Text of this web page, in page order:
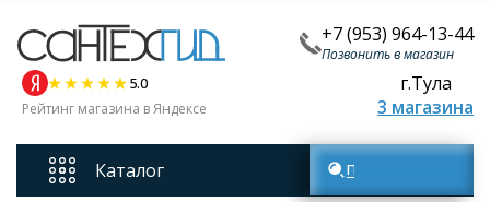
+7 (953) 964-13-44
Позвонить в магазин
5.0
Рейтинг магазина в Яндексе
г.Тула
3 магазина
Каталог Поиск товаров